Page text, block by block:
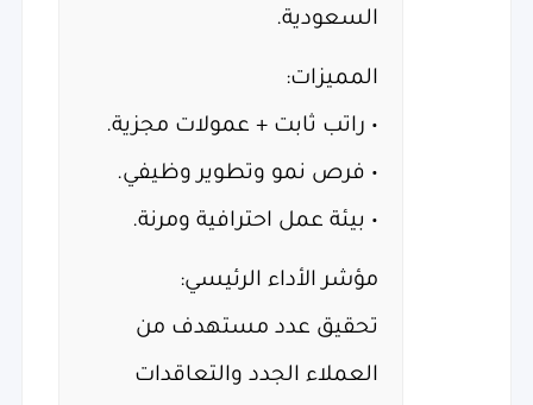
السعودية.
المميزات:
• راتب ثابت + عمولات مجزية.
• فرص نمو وتطوير وظيفي.
• بيئة عمل احترافية ومرنة.
مؤشر الأداء الرئيسي:
تحقيق عدد مستهدف من
العملاء الجدد والتعاقدات